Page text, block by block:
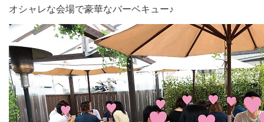
オシャレな会場で豪華なバーベキュー♪